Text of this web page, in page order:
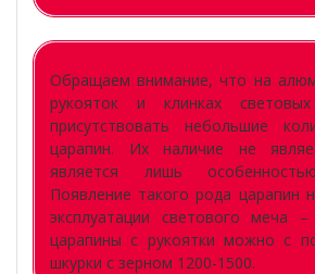
Обращаем внимание, что на
рукояток и клинках
присутствовать небольшие
царапин. Их наличие не
является лишь
Появление такого рода царапин
эксплуатации светового меча
царапины с рукоятки можно с
шкурки с зерном 1200-1500.